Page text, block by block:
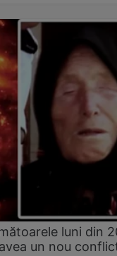
luni din
un nou